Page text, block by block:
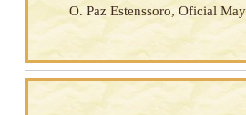
O. Paz Estenssoro, Oficial